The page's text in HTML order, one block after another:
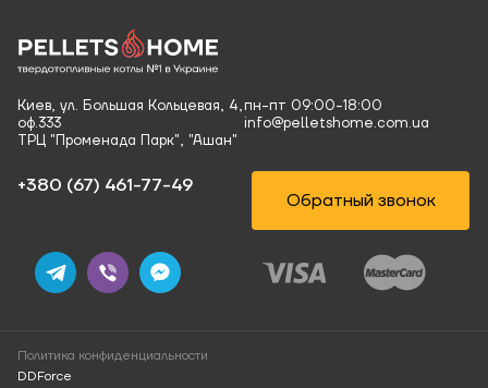
Киев, ул. Большая Кольцевая, 4,
оф.333
ТРЦ "Променада Парк", "Ашан"
пн-пт 09:00-18:00
info@pelletshome.com.ua
+380 (67) 461-77-49‬
Обратный звонок
Политика конфиденциальности
DDForce